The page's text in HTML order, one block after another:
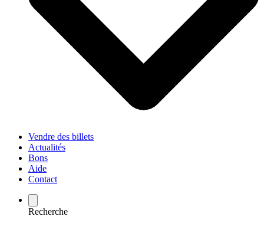
Vendre des billets
Actualités
Bons
Aide
Contact
Recherche